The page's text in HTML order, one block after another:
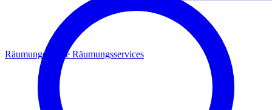
Räumungen Alle Räumungsservices